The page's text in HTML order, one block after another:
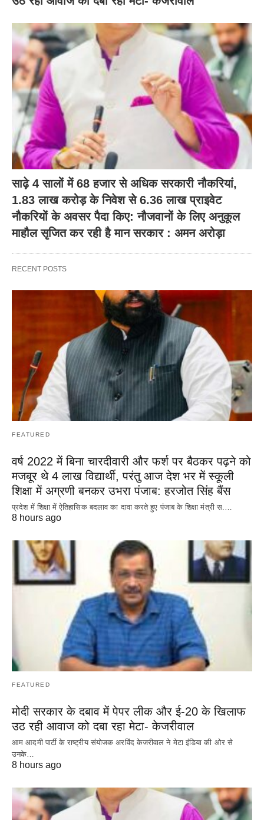
साढ़े 4 सालों में 68 हजार से अधिक सरकारी नौकरियां,
1.83 लाख करोड़ के निवेश से 6.36 लाख प्राइवेट
नौकरियों के अवसर पैदा किए: नौजवानों के लिए अनुकूल
माहौल सृजित कर रही है मान सरकार : अमन अरोड़ा
RECENT POSTS
FEATURED
वर्ष 2022 में बिना चारदीवारी और फर्श पर बैठकर पढ़ने को
मजबूर थे 4 लाख विद्यार्थी, परंतु आज देश भर में स्कूली
शिक्षा में अग्रणी बनकर उभरा पंजाब: हरजोत सिंह बैंस
प्रदेश में शिक्षा में ऐतिहासिक बदलाव का दावा करते हुए पंजाब के शिक्षा मंत्री स.…
8 hours ago
FEATURED
मोदी सरकार के दबाव में पेपर लीक और ई-20 के खिलाफ
उठ रही आवाज को दबा रहा मेटा- केजरीवाल
आम आदमी पार्टी के राष्ट्रीय संयोजक अरविंद केजरीवाल ने मेटा इंडिया की ओर से
उनके…
8 hours ago